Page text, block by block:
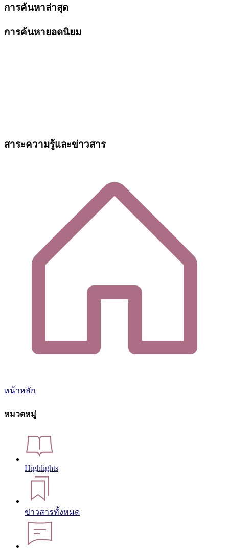
การค้นหาล่าสุด
การค้นหายอดนิยม
สาระความรู้และข่าวสาร
หน้าหลัก
หมวดหมู่
Highlights
ข่าวสารทั้งหมด